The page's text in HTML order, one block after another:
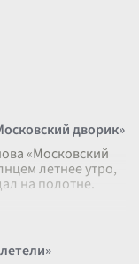
дворик»
«Московский
летнее утро,
на полотне.